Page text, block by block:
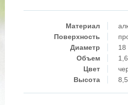
Материал
Поверхность
Диаметр
18
Объем
Цвет
Высота